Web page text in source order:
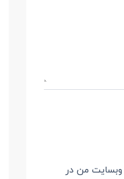
وبسایت من در